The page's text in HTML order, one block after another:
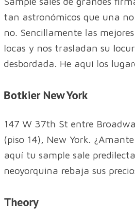
tan astronómicos que una
no. Sencillamente las
locas y nos trasladan su
desbordada. He aquí los
Botkier New York
147 W 37th St entre
(piso 14), New York. ¿Amante
aquí tu sample sale
neoyorquina rebaja sus
Theory